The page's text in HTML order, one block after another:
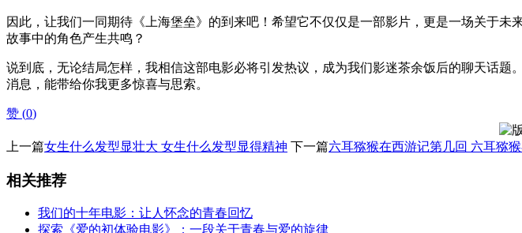
因此，让我们一同期待《上海堡垒》的到来吧！希望它不仅仅是一部影片，更是一场关于
故事中的角色产生共鸣？
说到底，无论结局怎样，我相信这部电影必将引发热议，成为我们影迷茶余饭后的聊天话
消息，能带给你我更多惊喜与思索。
赞 (0)
上一篇女生什么发型显壮大 女生什么发型显得精神 下一篇六耳猕猴在西游记第几回 六耳猕
相关推荐
我们的十年电影：让人怀念的青春回忆
探索《爱的初体验电影》：一段关于青春与爱的旋律